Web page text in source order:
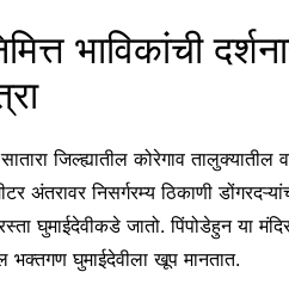
भाविकांची
जिल्ह्यातील कोरेगाव तालुक्यातील
अंतरावर निसर्गरम्य ठिकाणी
घुमाईदेवीकडे जातो. पिंपोडेहुन या
भक्तगण घुमाईदेवीला खूप मानतात.